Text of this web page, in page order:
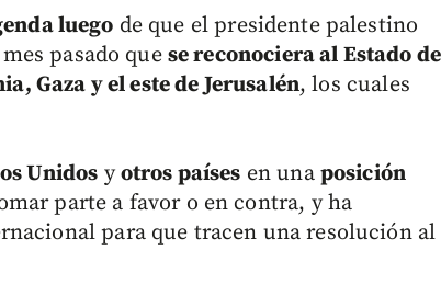
luego de que el presidente palestino
pasado que se reconociera al Estado de
Gaza y el este de Jerusalén, los cuales
Unidos yotros países en una posición
parte a favor o en contra, y ha
para que tracen una resolución al